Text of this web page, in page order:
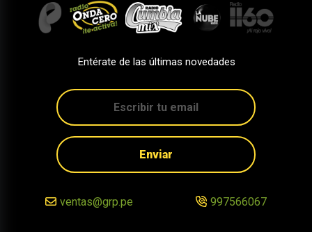
Entérate de las últimas novedades
Enviar
ventas@grp.pe 997566067